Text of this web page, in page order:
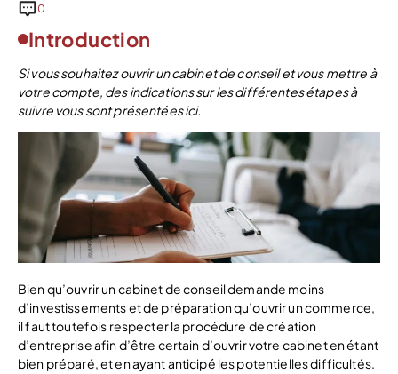
0
Introduction
Si vous souhaitez ouvrir un cabinet de conseil et vous mettre à
votre compte, des indications sur les différentes étapes à
suivre vous sont présentées ici.
Bien qu’ouvrir un cabinet de conseil demande moins
d’investissements et de préparation qu’ouvrir un commerce,
il faut toutefois respecter la procédure de création
d’entreprise afin d’être certain d’ouvrir votre cabinet en étant
bien préparé, et en ayant anticipé les potentielles difficultés.